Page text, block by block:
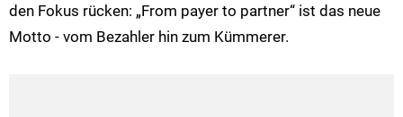
den Fokus rücken: „From payer to partner“ ist das neue
Motto - vom Bezahler hin zum Kümmerer.